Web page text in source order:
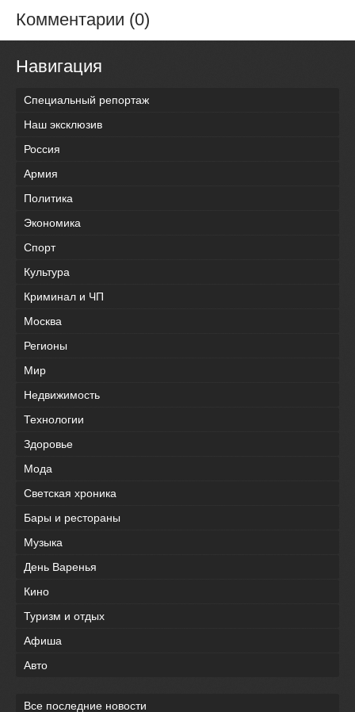
Комментарии (0)
Навигация
Специальный репортаж
Наш эксклюзив
Россия
Армия
Политика
Экономика
Спорт
Культура
Криминал и ЧП
Москва
Регионы
Мир
Недвижимость
Технологии
Здоровье
Мода
Светская хроника
Бары и рестораны
Музыка
День Варенья
Кино
Туризм и отдых
Афиша
Авто
Все последние новости